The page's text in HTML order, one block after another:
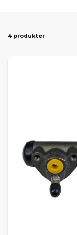
hydraulikksystemet.
lang
4 produkter